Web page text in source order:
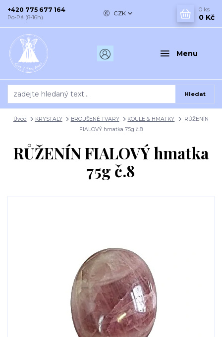
Menu
CZK
Hledat
+420 775 677 164
Po-Pá (8-16h)
0 ks
0 Kč
Úvod KRYSTALY BROUŠENÉ TVARY KOULE & HMATKY
RŮŽENÍN
FIALOVÝ hmatka 75g č.8
RŮŽENÍN FIALOVÝ hmatka
75g č.8